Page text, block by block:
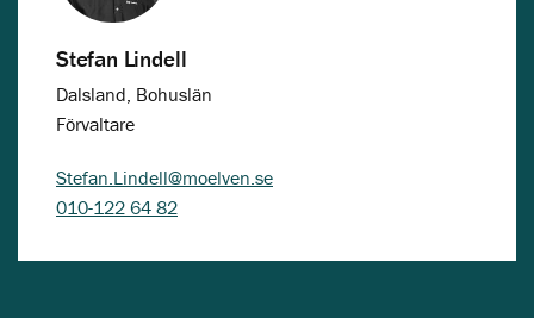
Stefan Lindell
Dalsland, Bohuslän
Förvaltare
Stefan.Lindell@moelven.se
010-122 64 82